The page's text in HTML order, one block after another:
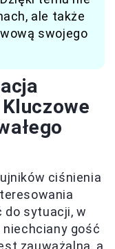
ale także
swojego
ciśnienia
do sytuacji, w
gość
zauważalna, a